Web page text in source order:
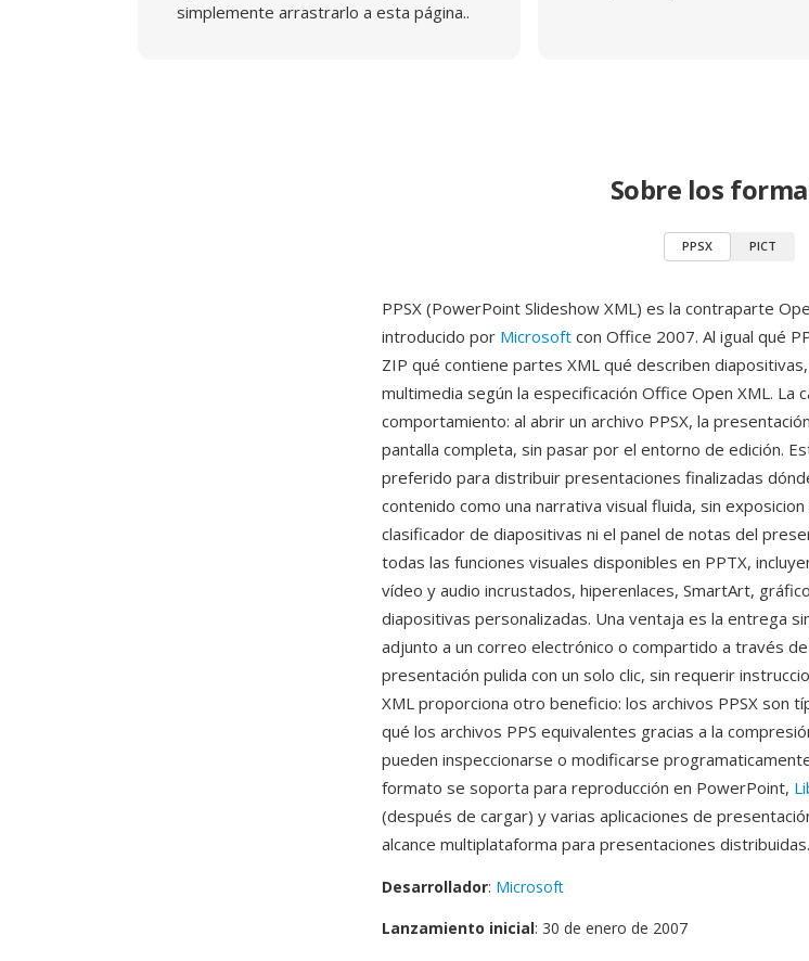
simplemente arrastrarlo a esta página..
Sobre los
PPSX PICT
PPSX (PowerPoint Slideshow XML) es la contraparte
introducido por Microsoft con Office 2007. Al igual qué
ZIP qué contiene partes XML qué describen
multimedia según la especificación Office Open XML. La
comportamiento: al abrir un archivo PPSX, la
pantalla completa, sin pasar por el entorno de edición.
preferido para distribuir presentaciones finalizadas
contenido como una narrativa visual fluida, sin
clasificador de diapositivas ni el panel de notas del
todas las funciones visuales disponibles en PPTX,
vídeo y audio incrustados, hiperenlaces, SmartArt,
diapositivas personalizadas. Una ventaja es la entrega
adjunto a un correo electrónico o compartido a través
presentación pulida con un solo clic, sin requerir
XML proporciona otro beneficio: los archivos PPSX son
qué los archivos PPS equivalentes gracias a la
pueden inspeccionarse o modificarse
formato se soporta para reproducción en PowerPoint,
(después de cargar) y varias aplicaciones de
alcance multiplataforma para presentaciones distribuidas.
Desarrollador: Microsoft
Lanzamiento inicial: 30 de enero de 2007